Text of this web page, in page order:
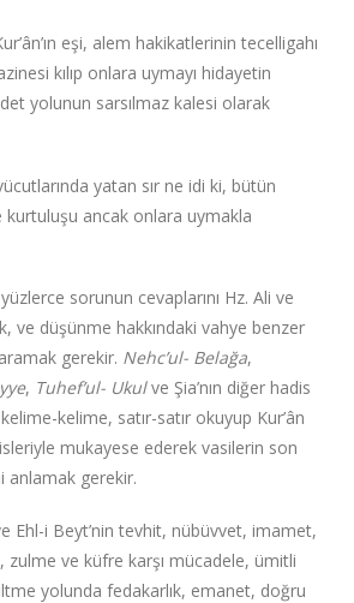
eşi, alem hakikatlerinin tecelligahı
kılıp onlara uymayı hidayetin
yolunun sarsılmaz kalesi olarak
yatan sır ne idi ki, bütün
kurtuluşu ancak onlara uymakla
sorunun cevaplarını Hz. Ali ve
ve düşünme hakkındaki vahye benzer
gerekir. Nehc’ul- Belağa,
, Tuhef’ul- Ukulve Şia’nın diğer hadis
kelime, satır-satır okuyup Kur’ân
mukayese ederek vasilerin son
anlamak gerekir.
Ehl-i Beyt’nin tevhit, nübüvvet, imamet,
zulme ve küfre karşı mücadele, ümitli
yolunda fedakarlık, emanet, doğru